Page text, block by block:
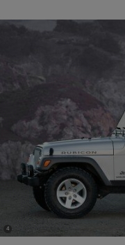
(4)